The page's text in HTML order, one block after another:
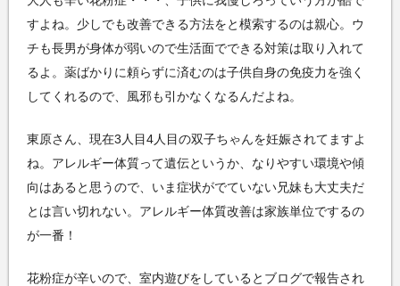
すよね。少しでも改善できる方法をと模索するのは親心。ウ
チも長男が身体が弱いので生活面でできる対策は取り入れて
るよ。薬ばかりに頼らずに済むのは子供自身の免疫力を強く
してくれるので、風邪も引かなくなるんだよね。
東原さん、現在3人目4人目の双子ちゃんを妊娠されてますよ
ね。アレルギー体質って遺伝というか、なりやすい環境や傾
向はあると思うので、いま症状がでていない兄妹も大丈夫だ
とは言い切れない。アレルギー体質改善は家族単位でするの
が一番！
花粉症が辛いので、室内遊びをしているとブログで報告され